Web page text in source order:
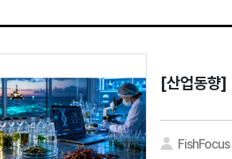
[산업동향]
FishFocus